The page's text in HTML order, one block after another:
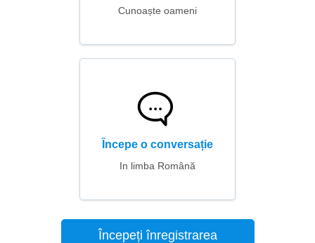
Cunoaște oameni
Începe o conversație
In limba Română
Începeți înregistrarea